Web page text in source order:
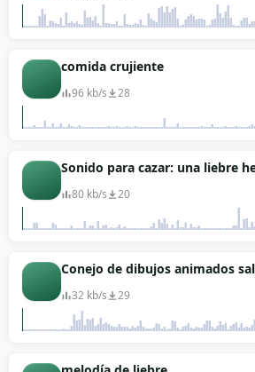
comida crujiente
96 kb/s 28
Sonido para cazar: una liebre
80 kb/s 20
Conejo de dibujos animados
32 kb/s 29